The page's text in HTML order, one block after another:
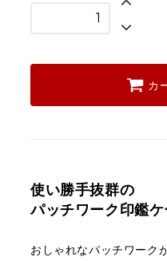
カ
使い勝手抜群の
パッチワーク印鑑ケ
おしゃれなパッチワーク